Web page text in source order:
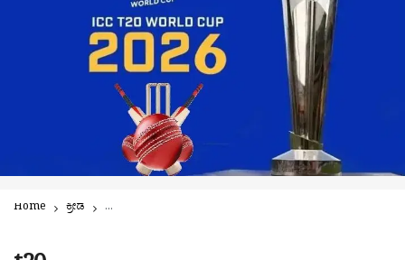
Home ಕ್ರೀಡೆ ಟಿ20 ವಿಶ್ವಕಪ್ ಕ್ರಿಕೆಟ್: ಭಾರತಕ್ಕೆ ಬರಲ್ಲ ಪಾಕಿಸ್ತಾನ್ ತಂಡ! ಕಣಕ್ಕಿಳಿಯುವ 20